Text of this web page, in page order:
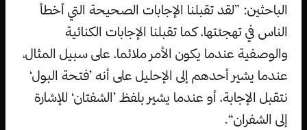
الباحثين: ”لقد تقبلنا الإجابات الصحيحة التي أخطأ
الناس في تهجئتها، كما تقبلنا الإجابات الكنائية
والوصفية عندما يكون الأمر ملائما، على سبيل المثال،
عندما يشير أحدهم إلى الإحليل على أنه ’فتحة البول‘
نتقبل الإجابة، أو عندما يشير بلفظ ’الشفتان‘ للإشارة
إلى الشفران“.